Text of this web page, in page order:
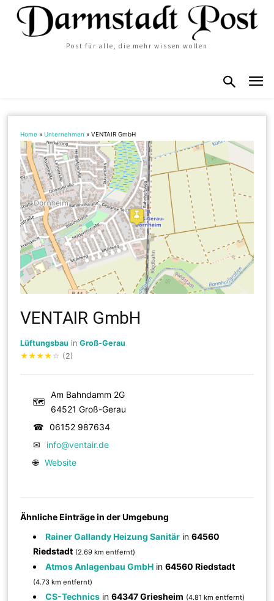
Post für alle, die mehr wissen wollen
Home »Unternehmen »VENTAIR GmbH
VENTAIR GmbH
Lüftungsbau inGroß-Gerau
★★★★ ☆ (2)
🗺
Am Bahndamm 2G
64521 Groß-Gerau
☎
06152 987634
✉
info@ventair.de
🌐 Website
Ähnliche Einträge in der Umgebung
Rainer Gallandy Heizung Sanitär in64560
Riedstadt (2.69 km entfernt)
Atmos Anlagenbau GmbH in64560 Riedstadt
(4.73 km entfernt)
CS-Technics in64347 Griesheim (4.81 km entfernt)